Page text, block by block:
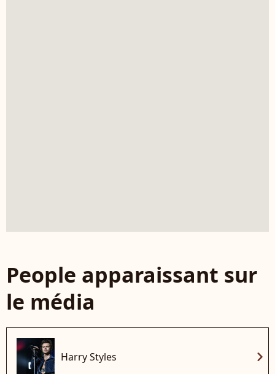
People apparaissant sur
le média
Harry Styles chevron_right